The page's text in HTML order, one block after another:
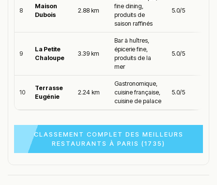
8
Maison
Dubois
2.88 km
fine dining,
produits de
saison raffinés
5.0/5
9
La Petite
Chaloupe
3.39 km
Bar à huîtres,
épicerie fine,
produits de la
mer
5.0/5
10
Terrasse
Eugénie
2.24 km
Gastronomique,
cuisine française,
cuisine de palace
5.0/5
CLASSEMENT COMPLET DES MEILLEURS
RESTAURANTS À PARIS (1735)